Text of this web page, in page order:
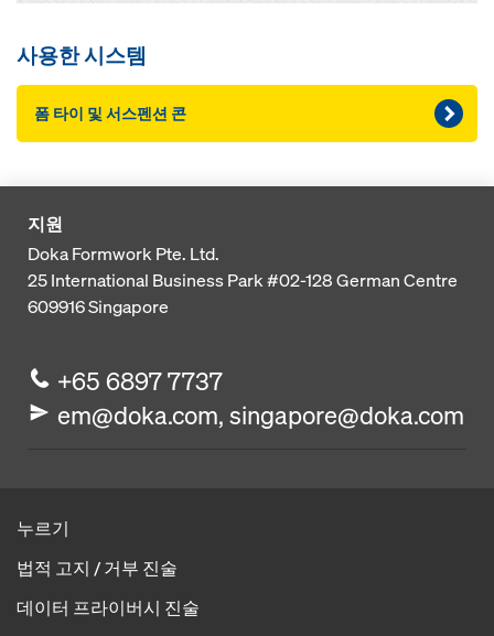
사용한 시스템
폼 타이 및 서스펜션 콘
지원
Doka Formwork Pte. Ltd.
25 International Business Park#02-128 German Centre
609916Singapore
+65 6897 7737
em@doka.com, singapore@doka.com
누르기
법적 고지 / 거부 진술
데이터 프라이버시 진술